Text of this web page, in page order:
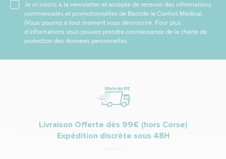
Je m’inscris à la newsletter et accepte de recevoir des informations
commerciales et promotionnelles de Bastide le Confort Médical.
(Vous pourrez à tout moment vous désinscrire. Pour plus
d’informations vous pouvez prendre connaissance de la charte de
protection des données personnelles.
Livraison Offerte dès 99€ (hors Corse)
Expédition discrète sous 48H